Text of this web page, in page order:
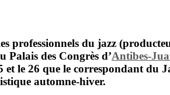
professionnels du jazz
Palais des Congrès d’Antibes-
et le 26 que le correspondant du
automne-hiver.